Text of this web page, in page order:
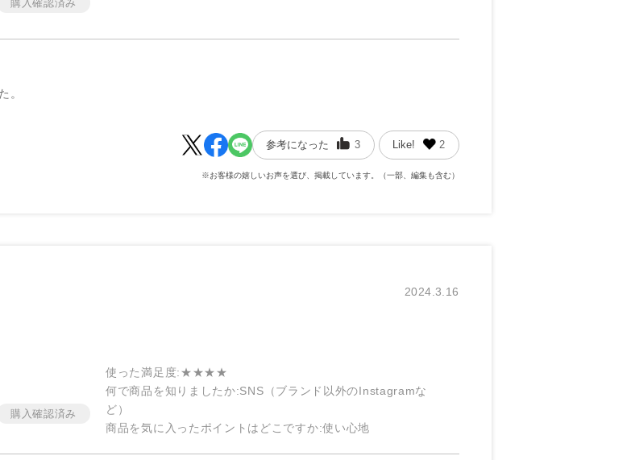
。
参考になった 3 Like! 2
※お客様の嬉しいお声を選び、掲載しています。（一部、編集も含む）
2024.3.16
使った満足度:★★★★
何で商品を知りましたか:SNS（ブランド以外のInstagramな
ど）
商品を気に入ったポイントはどこですか:使い心地